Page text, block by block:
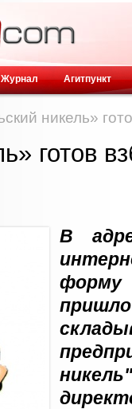
Журнал Агитпункт
никель»
готов
В